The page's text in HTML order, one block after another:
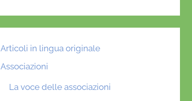
Articoli in lingua originale
Associazioni
La voce delle associazioni